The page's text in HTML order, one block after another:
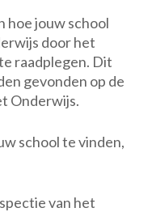
hoe jouw school
door het
raadplegen. Dit
gevonden op de
Onderwijs.
school te vinden,
van het